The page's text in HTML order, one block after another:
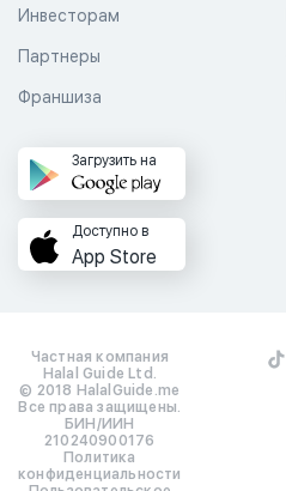
Инвесторам
Партнеры
Франшиза
Загрузить на
Доступно в
App Store
Частная компания
Halal Guide Ltd.
© 2018 HalalGuide.me
Все права защищены.
БИН/ИИН
210240900176
Политика
конфиденциальности